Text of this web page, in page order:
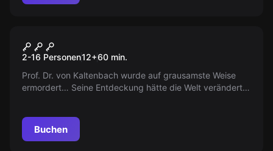
Laboratorium
2-16 Personen12+60 min.
Prof. Dr. von Kaltenbach wurde auf grausamste Weise
ermordert… Seine Entdeckung hätte die Welt verändert…
Buchen